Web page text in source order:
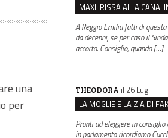
una
per
A Reggio Emilia fatti di
da decenni, se per caso il
accorto. Consiglio, quando […]
THEODORA il 26 Lug
Pronti ad eleggere in consiglio
in parlamento ricordiamo